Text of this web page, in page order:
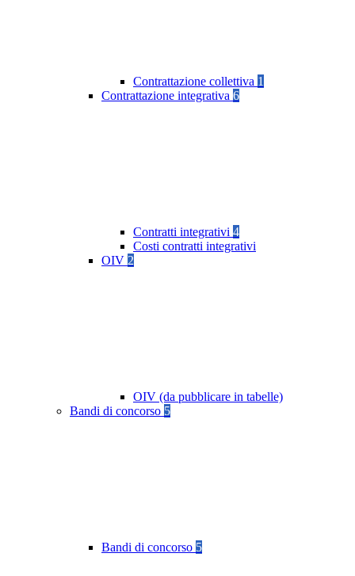
Contrattazione collettiva 1
Contrattazione integrativa 6
Contratti integrativi 4
Costi contratti integrativi
OIV 2
OIV (da pubblicare in tabelle)
Bandi di concorso 5
Bandi di concorso 5